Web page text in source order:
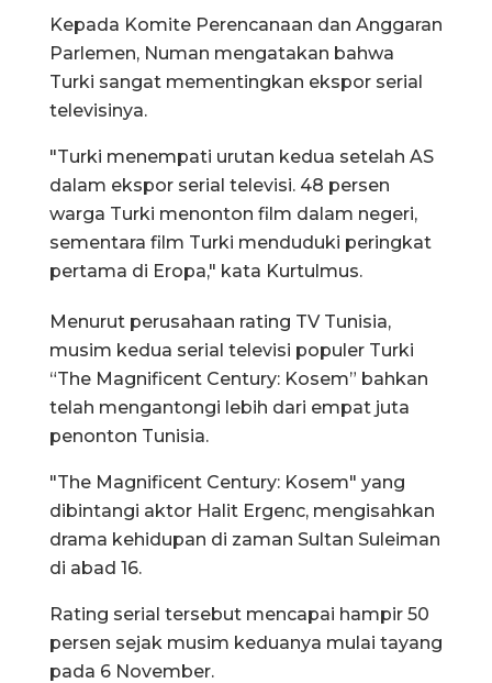
Kepada Komite Perencanaan dan Anggaran
Parlemen, Numan mengatakan bahwa
Turki sangat mementingkan ekspor serial
televisinya.
"Turki menempati urutan kedua setelah AS
dalam ekspor serial televisi. 48 persen
warga Turki menonton film dalam negeri,
sementara film Turki menduduki peringkat
pertama di Eropa," kata Kurtulmus.
Menurut perusahaan rating TV Tunisia,
musim kedua serial televisi populer Turki
“The Magnificent Century: Kosem” bahkan
telah mengantongi lebih dari empat juta
penonton Tunisia.
"The Magnificent Century: Kosem" yang
dibintangi aktor Halit Ergenc, mengisahkan
drama kehidupan di zaman Sultan Suleiman
di abad 16.
Rating serial tersebut mencapai hampir 50
persen sejak musim keduanya mulai tayang
pada 6 November.